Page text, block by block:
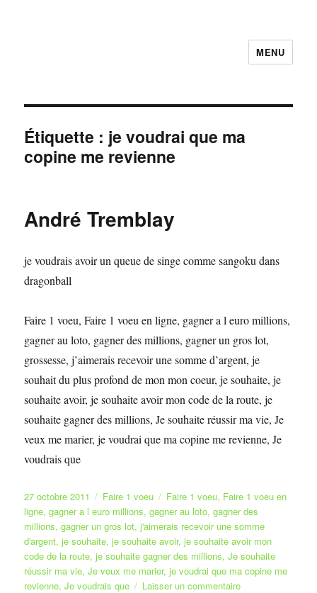
Faire et Ecrire un voeu gratuitement
MENU
Étiquette : je voudrai que ma
copine me revienne
André Tremblay
je voudrais avoir un queue de singe comme sangoku dans
dragonball
Faire 1 voeu, Faire 1 voeu en ligne, gagner a l euro millions,
gagner au loto, gagner des millions, gagner un gros lot,
grossesse, j’aimerais recevoir une somme d’argent, je
souhait du plus profond de mon mon coeur, je souhaite, je
souhaite avoir, je souhaite avoir mon code de la route, je
souhaite gagner des millions, Je souhaite réussir ma vie, Je
veux me marier, je voudrai que ma copine me revienne, Je
voudrais que
Publié
le
27 octobre 2011 Catégories
Faire 1 voeu Étiquettes
Faire 1 voeu, Faire 1 voeu en
ligne,gagner a l euro millions,gagner au loto,gagner des
millions,gagner un gros lot,j'aimerais recevoir une somme
d'argent,je souhaite,je souhaite avoir,je souhaite avoir mon
code de la route,je souhaite gagner des millions,Je souhaite
réussir ma vie,Je veux me marier,je voudrai que ma copine me
revienne,Je voudrais que Laisser un commentairesur